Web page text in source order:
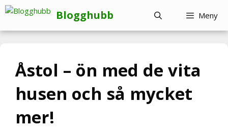
Hoppa
innehåll
Blogghubb Meny
Åstol – ön med de vita
husen och så mycket
mer!